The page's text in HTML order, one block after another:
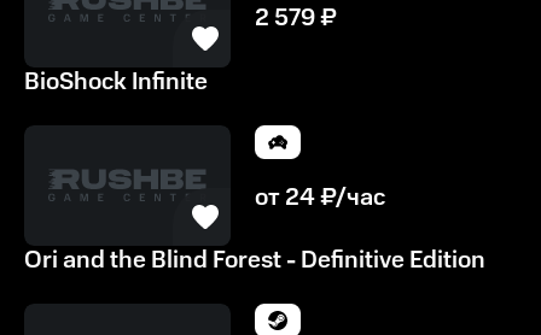
2 579₽
BioShock Infinite
от24₽/час
Ori and the Blind Forest - Definitive Edition